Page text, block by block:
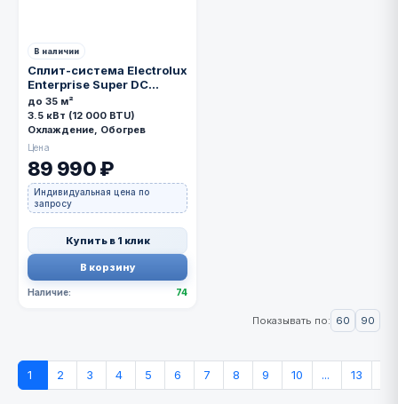
В наличии
Сплит-система Electrolux
Enterprise Super DC
EACS/I-12HEN-
BLACK/N8_24Y
до 35 м²
3.5 кВт (12 000 BTU)
Охлаждение, Обогрев
Цена
89 990 ₽
Индивидуальная цена по
запросу
Купить в 1 клик
В корзину
Наличие: 74
Показывать по: 60 90
1 2 3 4 5 6 7 8 9 10 ... 13